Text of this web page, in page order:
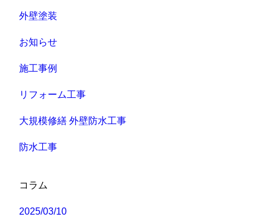
外壁塗装
お知らせ
施工事例
リフォーム工事
大規模修繕 外壁防水工事
防水工事
コラム
2025/03/10